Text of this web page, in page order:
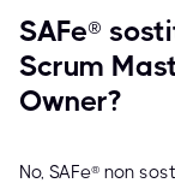
SAFe®
Scrum
Owner?
No, SAFe® non